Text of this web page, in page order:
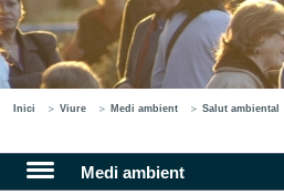
Inici Viure Medi ambient Salut ambiental
Medi ambient